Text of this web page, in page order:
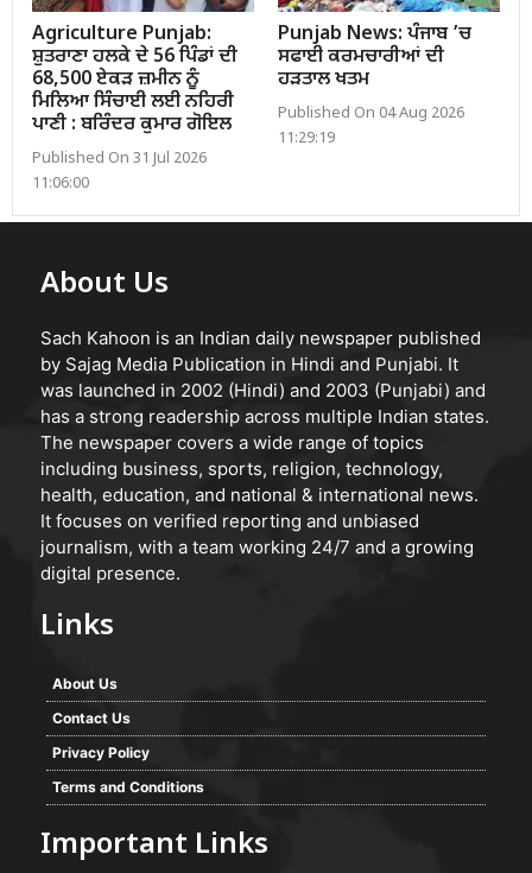
Agriculture Punjab:
ਸ਼ੁਤਰਾਣਾ ਹਲਕੇ ਦੇ 56 ਪਿੰਡਾਂ ਦੀ
68,500 ਏਕੜ ਜ਼ਮੀਨ ਨੂੰ
ਮਿਲਿਆ ਸਿੰਚਾਈ ਲਈ ਨਹਿਰੀ
ਪਾਣੀ : ਬਰਿੰਦਰ ਕੁਮਾਰ ਗੋਇਲ
Published On 31 Jul 2026
11:06:00
Punjab News: ਪੰਜਾਬ ’ਚ
ਸਫਾਈ ਕਰਮਚਾਰੀਆਂ ਦੀ
ਹੜਤਾਲ ਖਤਮ
Published On 04 Aug 2026
11:29:19
About Us
Sach Kahoon is an Indian daily newspaper published
by Sajag Media Publication in Hindi and Punjabi. It
was launched in 2002 (Hindi) and 2003 (Punjabi) and
has a strong readership across multiple Indian states.
The newspaper covers a wide range of topics
including business, sports, religion, technology,
health, education, and national & international news.
It focuses on verified reporting and unbiased
journalism, with a team working 24/7 and a growing
digital presence.
Links
About Us
Contact Us
Privacy Policy
Terms and Conditions
Important Links